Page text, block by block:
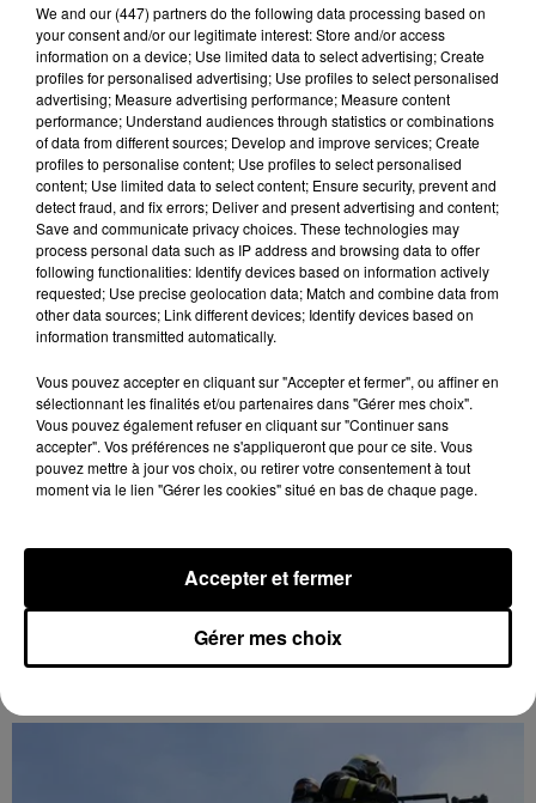
🔊 Les touristes dans les pas de Jean Moulin
Le « tourisme de mémoire » s'invite dans les sorties
estivales de Chartres Tourisme.
amiantés
La collecte se fait sous conditions et pour un nombre
limité de personnes, sur incription.
A LA UNE Voir plus
We and our (447) partnersdo the following data processing based on
your consent and/or our legitimate interest: Store and/or access
information on a device; Use limited data to select advertising; Create
profiles for personalised advertising; Use profiles to select personalised
advertising; Measure advertising performance; Measure content
performance; Understand audiences through statistics or combinations
of data from different sources; Develop and improve services; Create
profiles to personalise content; Use profiles to select personalised
content; Use limited data to select content; Ensure security, prevent and
detect fraud, and fix errors; Deliver and present advertising and content;
Save and communicate privacy choices. These technologies may
process personal data such as IP address and browsing data to offer
following functionalities: Identify devices based on information actively
requested; Use precise geolocation data; Match and combine data from
other data sources; Link different devices; Identify devices based on
information transmitted automatically.
Vous pouvez accepter en cliquant sur "Accepter et fermer", ou affiner en
sélectionnant les finalités et/ou partenaires dans "Gérer mes choix".
Vous pouvez également refuser en cliquant sur "Continuer sans
accepter". Vos préférences ne s'appliqueront que pour ce site. Vous
pouvez mettre à jour vos choix, ou retirer votre consentement à tout
moment via le lien "Gérer les cookies" situé en bas de chaque page.
Gérer mes choix
Accepter et fermer